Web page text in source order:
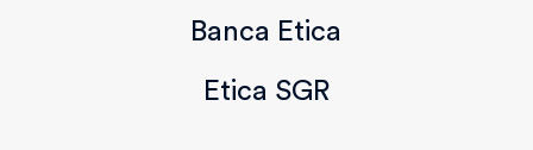
Banca Etica
Etica SGR